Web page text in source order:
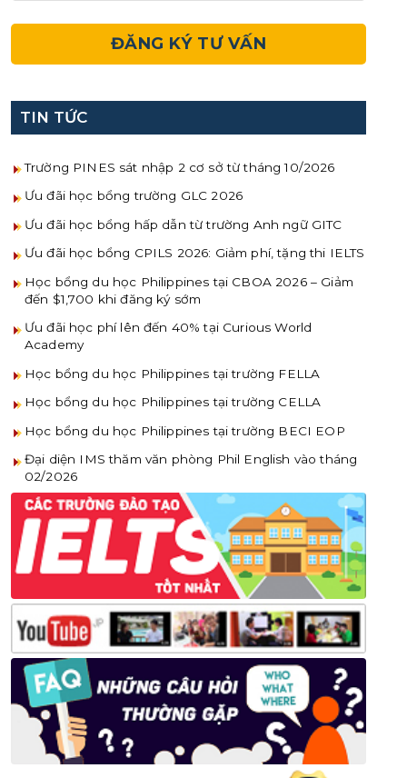
TIN TỨC
Trường PINES sát nhập 2 cơ sở từ tháng 10/2026
Ưu đãi học bổng trường GLC 2026
Ưu đãi học bổng hấp dẫn từ trường Anh ngữ GITC
Ưu đãi học bổng CPILS 2026: Giảm phí, tặng thi IELTS
Học bổng du học Philippines tại CBOA 2026 – Giảm
đến $1,700 khi đăng ký sớm
Ưu đãi học phí lên đến 40% tại Curious World
Academy
Học bổng du học Philippines tại trường FELLA
Học bổng du học Philippines tại trường CELLA
Học bổng du học Philippines tại trường BECI EOP
Đại diện IMS thăm văn phòng Phil English vào tháng
02/2026